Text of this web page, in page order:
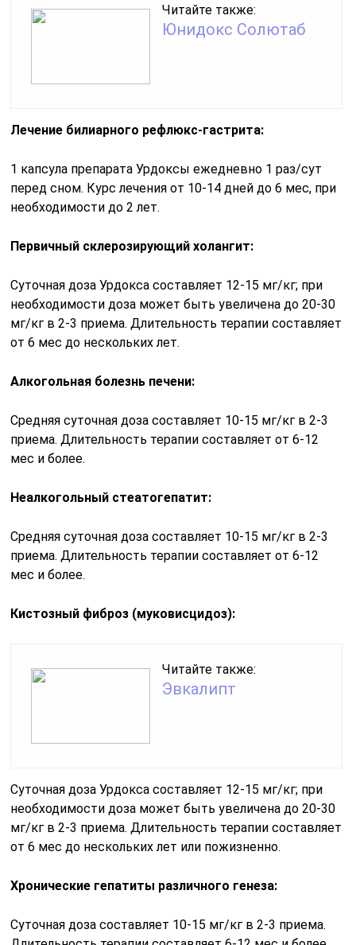
Читайте также:
Юнидокс Солютаб
Лечение билиарного рефлюкс-гастрита:
1 капсула препарата Урдоксы ежедневно 1 раз/сут
перед сном. Курс лечения от 10-14 дней до 6 мес, при
необходимости до 2 лет.
Первичный склерозирующий холангит:
Суточная доза Урдокса составляет 12-15 мг/кг; при
необходимости доза может быть увеличена до 20-30
мг/кг в 2-3 приема. Длительность терапии составляет
от 6 мес до нескольких лет.
Алкогольная болезнь печени:
Средняя суточная доза составляет 10-15 мг/кг в 2-3
приема. Длительность терапии составляет от 6-12
мес и более.
Неалкогольный стеатогепатит:
Средняя суточная доза составляет 10-15 мг/кг в 2-3
приема. Длительность терапии составляет от 6-12
мес и более.
Кистозный фиброз (муковисцидоз):
Читайте также:
Эвкалипт
Суточная доза Урдокса составляет 12-15 мг/кг; при
необходимости доза может быть увеличена до 20-30
мг/кг в 2-3 приема. Длительность терапии составляет
от 6 мес до нескольких лет или пожизненно.
Хронические гепатиты различного генеза:
Суточная доза составляет 10-15 мг/кг в 2-3 приема.